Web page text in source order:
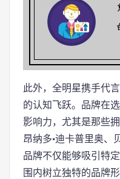
此外，全明星携手代
的认知飞跃。品牌在
影响力，尤其是那些
昂纳多·迪卡普里奥、
品牌不仅能够吸引特
围内树立独特的品牌